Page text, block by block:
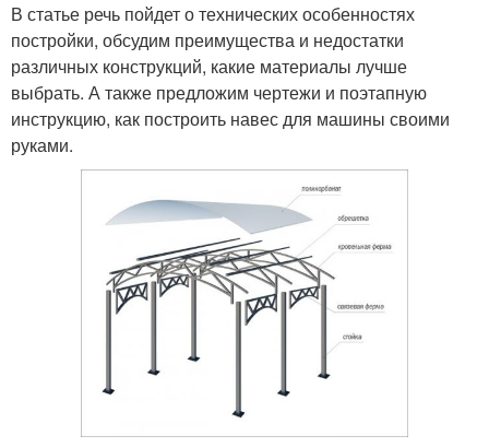
В статье речь пойдет о технических особенностях
постройки, обсудим преимущества и недостатки
различных конструкций, какие материалы лучше
выбрать. А также предложим чертежи и поэтапную
инструкцию, как построить навес для машины своими
руками.